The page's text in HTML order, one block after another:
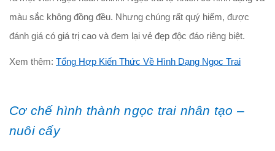
màu sắc không đồng đều. Nhưng chúng rất quý hiếm, được
đánh giá có giá trị cao và đem lại vẻ đẹp độc đáo riêng biệt.
Xem thêm: Tổng Hợp Kiến Thức Về Hình Dạng Ngọc Trai
Cơ chế hình thành ngọc trai nhân tạo –
nuôi cấy